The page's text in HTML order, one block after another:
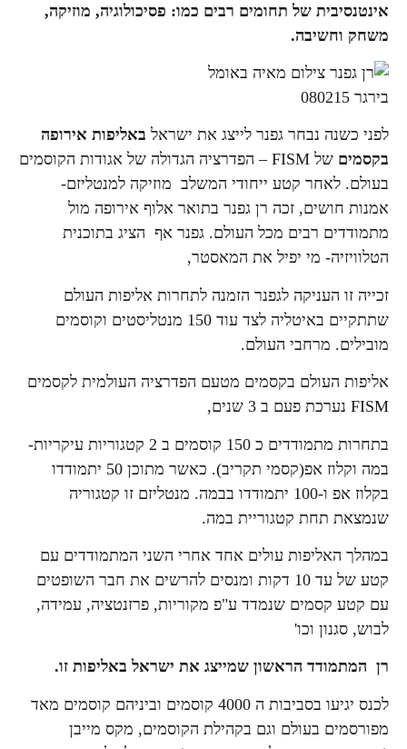
אינטנסיבית של תחומים רבים כמו: פסיכולוגיה, מוזיקה,
משחק וחשיבה.
לפני כשנה נבחר גפנר לייצג את ישראל באליפות אירופה
בקסמים
של FISM – הפדרציה הגדולה של אגודות הקוסמים
בעולם. לאחר קטע ייחודי המשלב מוזיקה למנטליזם-
אמנות חושים, זכה רן גפנר בתואר אלוף אירופה מול
מתמודדים רבים מכל העולם. גפנר אף הציג בתוכנית
הטלוויזיה- מי יפיל את המאסטר,
זכייה זו העניקה לגפנר הזמנה לתחרות אליפות העולם
שתתקיים באיטליה לצד עוד 150 מנטליסטים וקוסמים
מובילים. מרחבי העולם.
אליפות העולם בקסמים מטעם הפדרציה העולמית לקסמים
FISM נערכת פעם ב 3 שנים,
בתחרות מתמודדים כ 150 קוסמים ב 2 קטגוריות עיקריות-
במה וקלוז אפ(קסמי תקריב). כאשר מתוכן 50 יתמודדו
בקלוז אפ ו-100 יתמודדו בבמה. מנטליזם זו קטגוריה
שנמצאת תחת קטגוריית במה.
במהלך האליפות עולים אחד אחרי השני המתמודדים עם
קטע של עד 10 דקות ומנסים להרשים את חבר השופטים
עם קטע קסמים שנמדד ע"פ מקוריות, פרזנטציה, עמידה,
לבוש, סגנון וכו'
רן המתמודד הראשון שמייצג את ישראל באליפות זו.
לכנס יגיעו בסביבות ה 4000 קוסמים וביניהם קוסמים מאד
מפורסמים בעולם וגם בקהילת הקוסמים, מקס מייבן